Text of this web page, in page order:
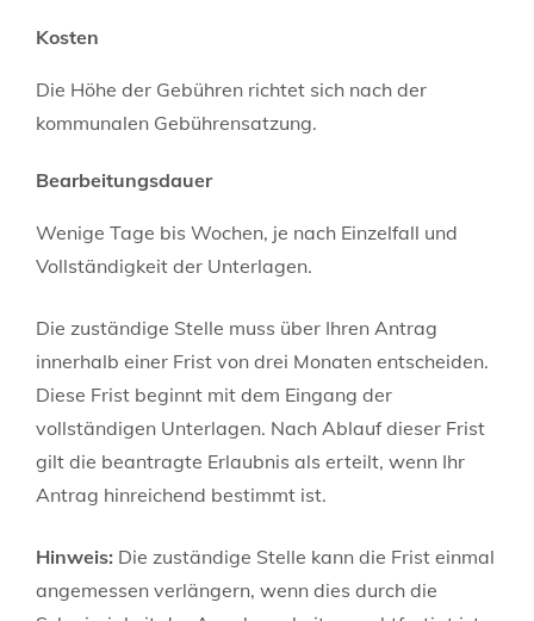
Kosten
Die Höhe der Gebühren richtet sich nach der
kommunalen Gebührensatzung.
Bearbeitungsdauer
Wenige Tage bis Wochen, je nach Einzelfall und
Vollständigkeit der Unterlagen.
Die zuständige Stelle muss über Ihren Antrag
innerhalb einer Frist von drei Monaten entscheiden.
Diese Frist beginnt mit dem Eingang der
vollständigen Unterlagen. Nach Ablauf dieser Frist
gilt die beantragte Erlaubnis als erteilt, wenn Ihr
Antrag hinreichend bestimmt ist.
Hinweis: Die zuständige Stelle kann die Frist einmal
angemessen verlängern, wenn dies durch die